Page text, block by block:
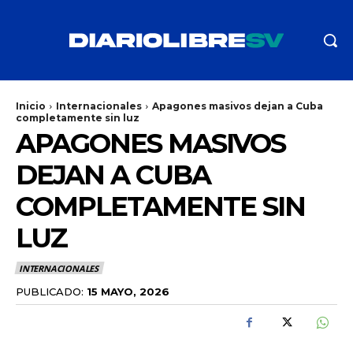
Inicio Internacionales
Apagones masivos dejan a Cuba
completamente sin luz
APAGONES MASIVOS
DEJAN A CUBA
COMPLETAMENTE SIN
LUZ
INTERNACIONALES
PUBLICADO: 15 MAYO, 2026